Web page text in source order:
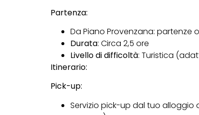
Partenza:
Da Piano Provenzana: partenze
Durata: Circa 2,5 ore
Livello di difficoltà: Turistica
Itinerario:
Pick-up:
Servizio pick-up dal tuo alloggio